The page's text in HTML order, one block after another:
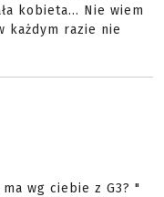
kobieta... Nie wiem
każdym razie nie
wg ciebie z G3? "